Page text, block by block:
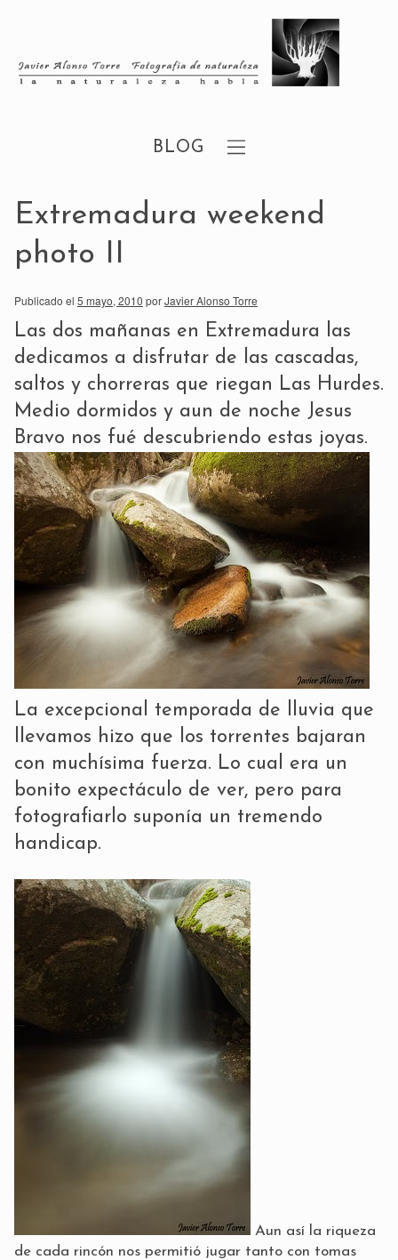
BLOG
Extremadura weekend
photo II
Publicado el 5 mayo, 2010 porJavier Alonso Torre
Las dos mañanas en Extremadura las
dedicamos a disfrutar de las cascadas,
saltos y chorreras que riegan Las Hurdes.
Medio dormidos y aun de noche Jesus
Bravo nos fué descubriendo estas joyas.
La excepcional temporada de lluvia que
llevamos hizo que los torrentes bajaran
con muchísima fuerza. Lo cual era un
bonito expectáculo de ver, pero para
fotografiarlo suponía un tremendo
handicap.
Aun así la riqueza
de cada rincón nos permitió jugar tanto con tomas